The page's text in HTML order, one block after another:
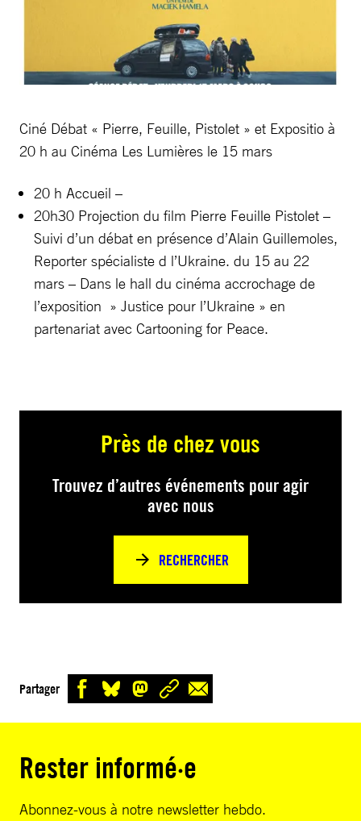
Ciné Débat « Pierre, Feuille, Pistolet » et Expositio à
20 h au Cinéma Les Lumières le 15 mars
20 h Accueil –
20h30 Projection du film Pierre Feuille Pistolet –
Suivi d’un débat en présence d’Alain Guillemoles,
Reporter spécialiste d l’Ukraine. du 15 au 22
mars – Dans le hall du cinéma accrochage de
l’exposition » Justice pour l’Ukraine » en
partenariat avec Cartooning for Peace.
Près de chez vous
Trouvez d’autres événements pour agir
avec nous
RECHERCHER
Partager
Rester informé·e
Abonnez-vous à notre newsletter hebdo.